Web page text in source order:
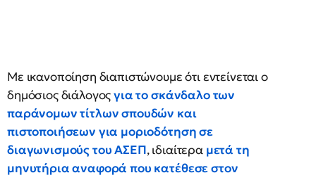
Με ικανοποίηση διαπιστώνουμε ότι εντείνεται ο
δημόσιος διάλογοςγια το σκάνδαλο των
παράνομων τίτλων σπουδών και
πιστοποιήσεων για μοριοδότηση σε
διαγωνισμούς του ΑΣΕΠ, ιδιαίτερα μετά τη
μηνυτήρια αναφορά που κατέθεσε στον